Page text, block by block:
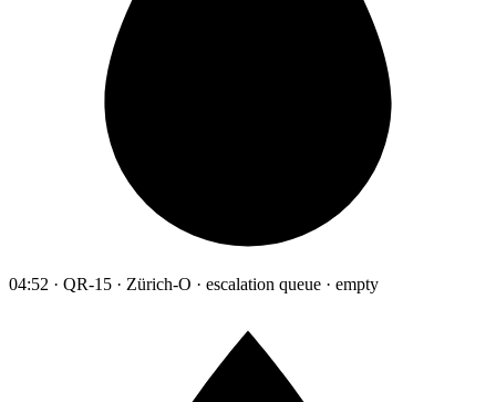
04:52 · QR-15 · Zürich-O · escalation queue · empty